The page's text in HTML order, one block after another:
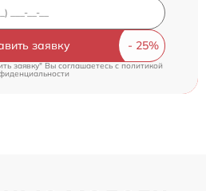
заявку
заявку" Вы соглашаетесь cполитикой